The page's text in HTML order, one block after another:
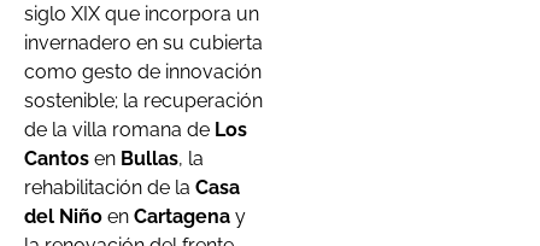
siglo XIX que incorpora un
invernadero en su cubierta
como gesto de innovación
sostenible; la recuperación
de la villa romana de Los
Cantos en Bullas, la
rehabilitación de la Casa
del Niño en Cartagena y